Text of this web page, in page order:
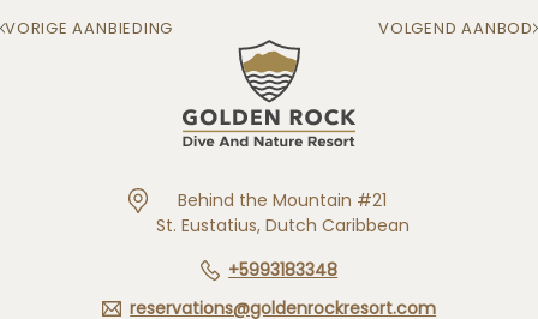
VORIGE AANBIEDING VOLGEND AANBOD
Behind the Mountain #21
St. Eustatius, Dutch Caribbean
+5993183348
reservations@goldenrockresort.com